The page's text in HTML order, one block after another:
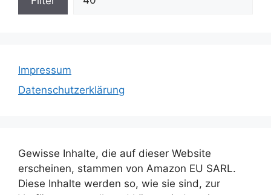
Impressum
Datenschutzerklärung
Gewisse Inhalte, die auf dieser Website
erscheinen, stammen von Amazon EU SARL.
Diese Inhalte werden so, wie sie sind, zur